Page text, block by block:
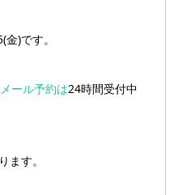
)です。
ール予約は24時間受付中
ます。